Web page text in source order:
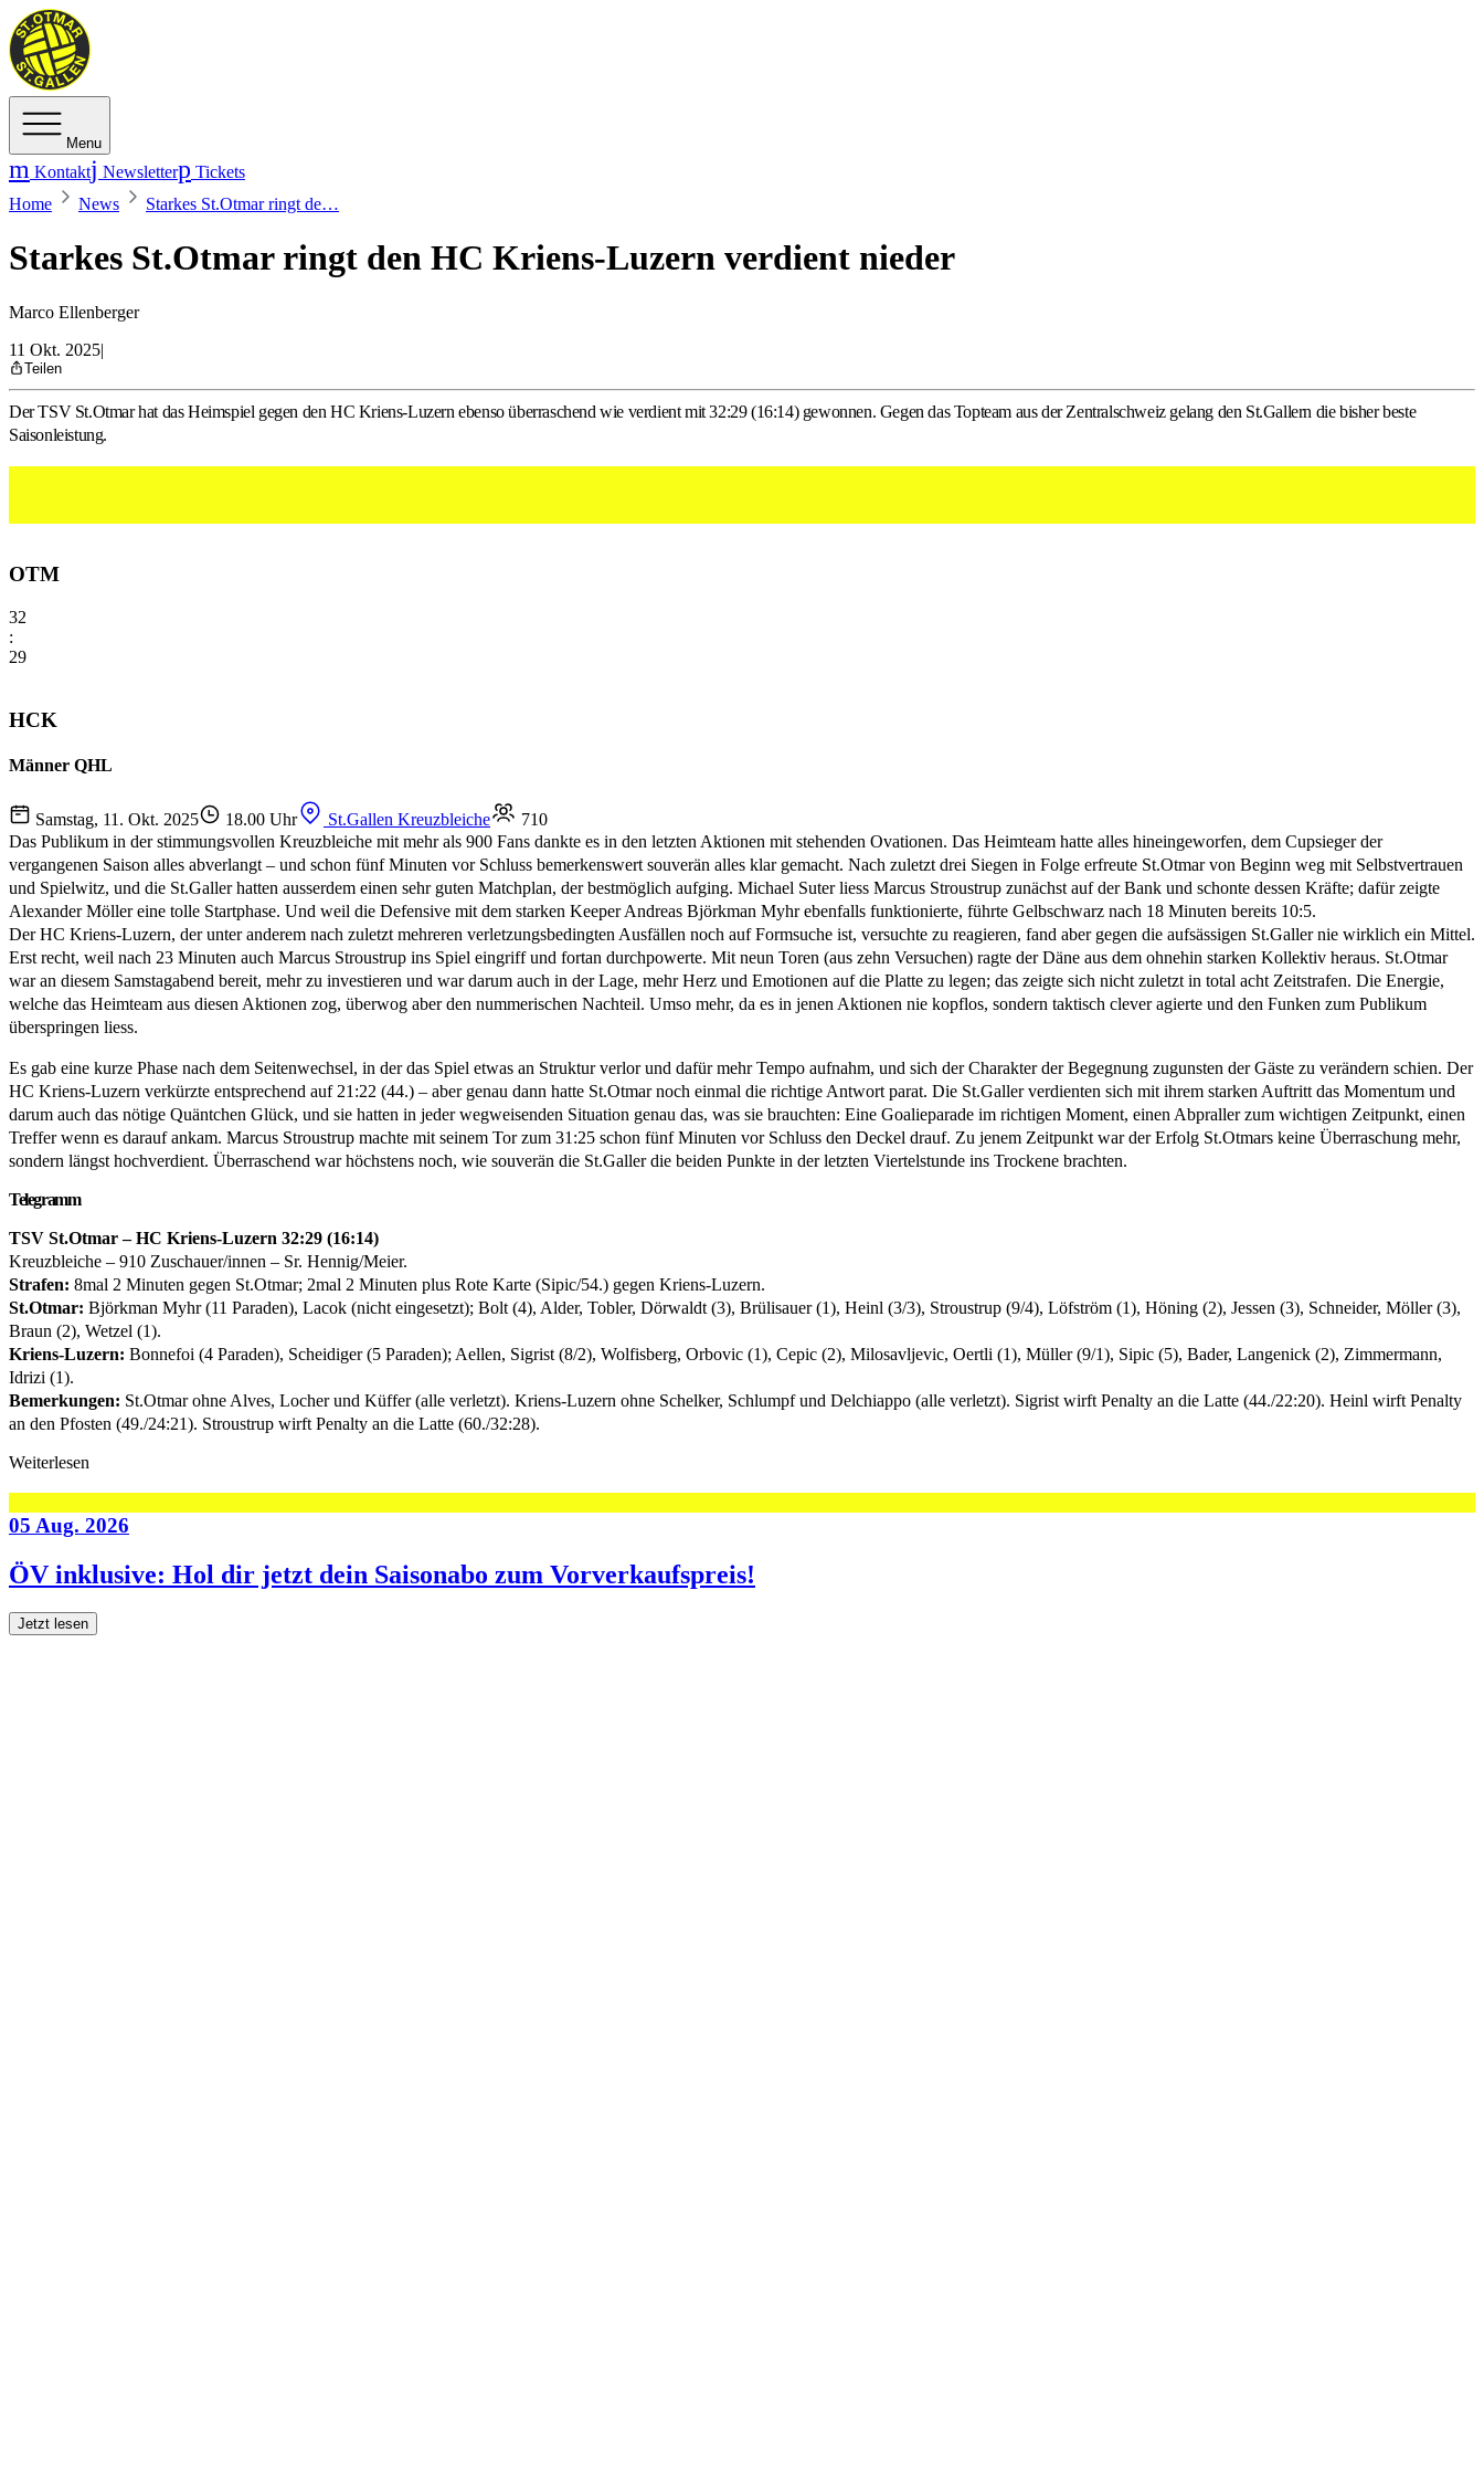
Menu
Kontakt Newsletter
Tickets
Home
News Starkes St.Otmar ringt de…
Starkes St.Otmar ringt den HC Kriens-Luzern verdient nieder
Marco Ellenberger
11 Okt. 2025|
Teilen
Der TSV St.Otmar hat das Heimspiel gegen den HC Kriens-Luzern ebenso überraschend wie verdient mit 32:29 (16:14) gewonnen. Gegen das Topteam aus der Zentralschweiz gelang den St.Gallern die bisher beste
Saisonleistung.
OTM
32
:
29
HCK
Männer QHL
Samstag, 11. Okt. 2025 18.00 Uhr St.Gallen Kreuzbleiche
710
Das Publikum in der stimmungsvollen Kreuzbleiche mit mehr als 900 Fans dankte es in den letzten Aktionen mit stehenden Ovationen. Das Heimteam hatte alles hineingeworfen, dem Cupsieger der
vergangenen Saison alles abverlangt – und schon fünf Minuten vor Schluss bemerkenswert souverän alles klar gemacht. Nach zuletzt drei Siegen in Folge erfreute St.Otmar von Beginn weg mit Selbstvertrauen
und Spielwitz, und die St.Galler hatten ausserdem einen sehr guten Matchplan, der bestmöglich aufging. Michael Suter liess Marcus Stroustrup zunächst auf der Bank und schonte dessen Kräfte; dafür zeigte
Alexander Möller eine tolle Startphase. Und weil die Defensive mit dem starken Keeper Andreas Björkman Myhr ebenfalls funktionierte, führte Gelbschwarz nach 18 Minuten bereits 10:5.
Der HC Kriens-Luzern, der unter anderem nach zuletzt mehreren verletzungsbedingten Ausfällen noch auf Formsuche ist, versuchte zu reagieren, fand aber gegen die aufsässigen St.Galler nie wirklich ein Mittel.
Erst recht, weil nach 23 Minuten auch Marcus Stroustrup ins Spiel eingriff und fortan durchpowerte. Mit neun Toren (aus zehn Versuchen) ragte der Däne aus dem ohnehin starken Kollektiv heraus. St.Otmar
war an diesem Samstagabend bereit, mehr zu investieren und war darum auch in der Lage, mehr Herz und Emotionen auf die Platte zu legen; das zeigte sich nicht zuletzt in total acht Zeitstrafen. Die Energie,
welche das Heimteam aus diesen Aktionen zog, überwog aber den nummerischen Nachteil. Umso mehr, da es in jenen Aktionen nie kopflos, sondern taktisch clever agierte und den Funken zum Publikum
überspringen liess.
Es gab eine kurze Phase nach dem Seitenwechsel, in der das Spiel etwas an Struktur verlor und dafür mehr Tempo aufnahm, und sich der Charakter der Begegnung zugunsten der Gäste zu verändern schien. Der
HC Kriens-Luzern verkürzte entsprechend auf 21:22 (44.) – aber genau dann hatte St.Otmar noch einmal die richtige Antwort parat. Die St.Galler verdienten sich mit ihrem starken Auftritt das Momentum und
darum auch das nötige Quäntchen Glück, und sie hatten in jeder wegweisenden Situation genau das, was sie brauchten: Eine Goalieparade im richtigen Moment, einen Abpraller zum wichtigen Zeitpunkt, einen
Treffer wenn es darauf ankam. Marcus Stroustrup machte mit seinem Tor zum 31:25 schon fünf Minuten vor Schluss den Deckel drauf. Zu jenem Zeitpunkt war der Erfolg St.Otmars keine Überraschung mehr,
sondern längst hochverdient. Überraschend war höchstens noch, wie souverän die St.Galler die beiden Punkte in der letzten Viertelstunde ins Trockene brachten.
Telegramm
TSV St.Otmar – HC Kriens-Luzern 32:29 (16:14)
Kreuzbleiche – 910 Zuschauer/innen – Sr. Hennig/Meier.
Strafen: 8mal 2 Minuten gegen St.Otmar; 2mal 2 Minuten plus Rote Karte (Sipic/54.) gegen Kriens-Luzern.
St.Otmar: Björkman Myhr (11 Paraden), Lacok (nicht eingesetzt); Bolt (4), Alder, Tobler, Dörwaldt (3), Brülisauer (1), Heinl (3/3), Stroustrup (9/4), Löfström (1), Höning (2), Jessen (3), Schneider, Möller (3),
Braun (2), Wetzel (1).
Kriens-Luzern: Bonnefoi (4 Paraden), Scheidiger (5 Paraden); Aellen, Sigrist (8/2), Wolfisberg, Orbovic (1), Cepic (2), Milosavljevic, Oertli (1), Müller (9/1), Sipic (5), Bader, Langenick (2), Zimmermann,
Idrizi (1).
Bemerkungen: St.Otmar ohne Alves, Locher und Küffer (alle verletzt). Kriens-Luzern ohne Schelker, Schlumpf und Delchiappo (alle verletzt). Sigrist wirft Penalty an die Latte (44./22:20). Heinl wirft Penalty
an den Pfosten (49./24:21). Stroustrup wirft Penalty an die Latte (60./32:28).
Weiterlesen
05 Aug. 2026
ÖV inklusive: Hol dir jetzt dein Saisonabo zum Vorverkaufspreis!
Jetzt lesen